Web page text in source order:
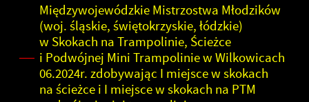
Międzywojewódzkie Mistrzostwa Młodzików
(woj. śląskie, świętokrzyskie, łódzkie)
w Skokach na Trampolinie, Ścieżce
i Podwójnej Mini Trampolinie w Wilkowicach
06.2024r. zdobywając I miejsce w skokach
na ścieżce i I miejsce w skokach na PTM